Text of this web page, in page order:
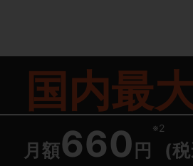
国内最
月額660 円
※2
(